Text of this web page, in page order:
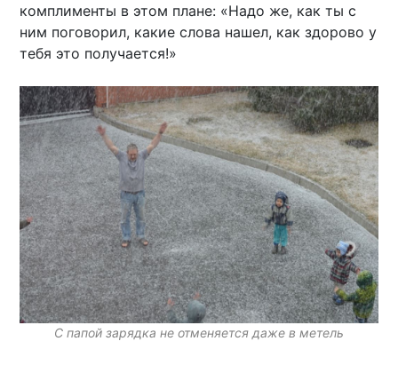
комплименты в этом плане: «Надо же, как ты с
ним поговорил, какие слова нашел, как здорово у
тебя это получается!»
С папой зарядка не отменяется даже в метель